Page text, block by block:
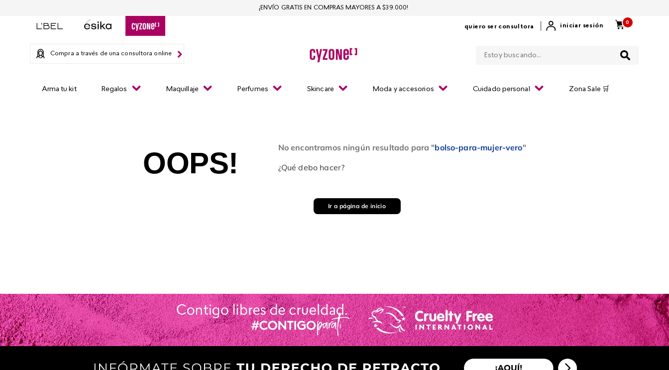
quiero ser consultora iniciar sesión
0
Compra a través de una consultora online
Arma tu kit Regalos Maquillaje Perfumes Skincare Moda y accesorios Cuidado personal Zona Sale 🛒
¡ENVÍO GRATIS EN COMPRAS MAYORES A $39.000!
OOPS! No encontramos ningún resultado para "bolso-para-mujer-vero"
¿Qué debo hacer?
Ir a página de inicio